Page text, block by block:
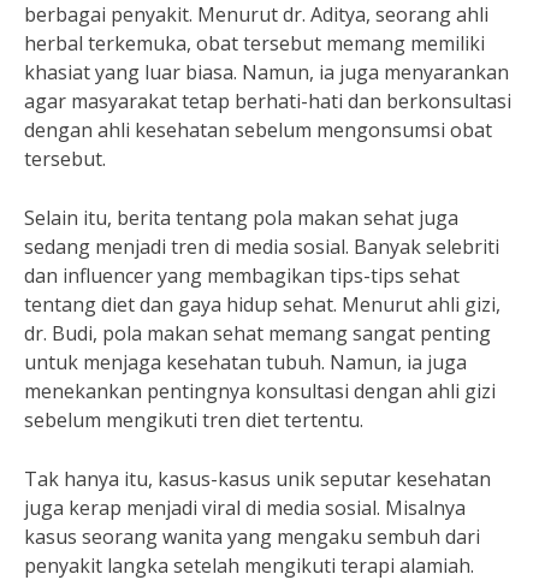
berbagai penyakit. Menurut dr. Aditya, seorang ahli
herbal terkemuka, obat tersebut memang memiliki
khasiat yang luar biasa. Namun, ia juga menyarankan
agar masyarakat tetap berhati-hati dan berkonsultasi
dengan ahli kesehatan sebelum mengonsumsi obat
tersebut.
Selain itu, berita tentang pola makan sehat juga
sedang menjadi tren di media sosial. Banyak selebriti
dan influencer yang membagikan tips-tips sehat
tentang diet dan gaya hidup sehat. Menurut ahli gizi,
dr. Budi, pola makan sehat memang sangat penting
untuk menjaga kesehatan tubuh. Namun, ia juga
menekankan pentingnya konsultasi dengan ahli gizi
sebelum mengikuti tren diet tertentu.
Tak hanya itu, kasus-kasus unik seputar kesehatan
juga kerap menjadi viral di media sosial. Misalnya
kasus seorang wanita yang mengaku sembuh dari
penyakit langka setelah mengikuti terapi alamiah.